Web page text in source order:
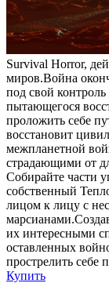
Survival Horror,
миров.Война
под свой
пытающегося
проложить себе
восстановит
межпланетной
страдающими от
Собирайте части
собственный
лицом к лицу с
их интересными
оставленных
прострелить себе
Купить